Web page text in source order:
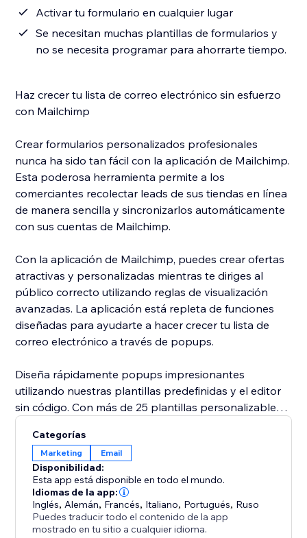
Activar tu formulario en cualquier lugar
Se necesitan muchas plantillas de formularios y
no se necesita programar para ahorrarte tiempo.
Haz crecer tu lista de correo electrónico sin esfuerzo
con Mailchimp
Crear formularios personalizados profesionales
nunca ha sido tan fácil con la aplicación de Mailchimp.
Esta poderosa herramienta permite a los
comerciantes recolectar leads de sus tiendas en línea
de manera sencilla y sincronizarlos automáticamente
con sus cuentas de Mailchimp.
Con la aplicación de Mailchimp, puedes crear ofertas
atractivas y personalizadas mientras te diriges al
público correcto utilizando reglas de visualización
avanzadas. La aplicación está repleta de funciones
diseñadas para ayudarte a hacer crecer tu lista de
correo electrónico a través de popups.
Diseña rápidamente popups impresionantes
utilizando nuestras plantillas predefinidas y el editor
sin código. Con más de 25 plantillas personalizables,
marca y lleguen a los visitantes adecuados en el
momento correcto.
Integra tus formularios con Mailchimp de manera
sencilla con solo unos clics. La aplicación ofrece una
interfaz de formulario totalmente personalizable, lo
Categorías
Marketing Email
Disponibilidad:
Esta app está disponible en todo el mundo.
Idiomas de la app:
Inglés, Alemán, Francés, Italiano, Portugués, Ruso
Puedes traducir todo el contenido de la app
mostrado en tu sitio a cualquier idioma.